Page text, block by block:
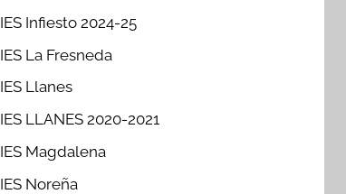
IES Infiesto 2024-25
IES La Fresneda
IES Llanes
IES LLANES 2020-2021
IES Magdalena
IES Noreña